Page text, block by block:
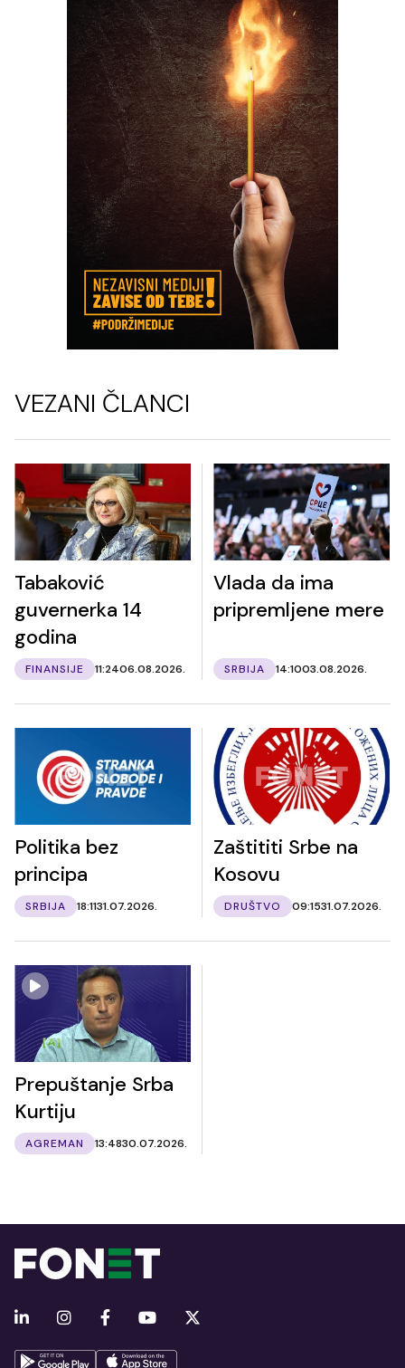
VEZANI ČLANCI
Tabaković
guvernerka 14
godina
FINANSIJE 11:2406.08.2026.
Vlada da ima
pripremljene mere
SRBIJA 14:1003.08.2026.
Politika bez
principa
SRBIJA 18:1131.07.2026.
Zaštititi Srbe na
Kosovu
DRUŠTVO 09:1531.07.2026.
Prepuštanje Srba
Kurtiju
AGREMAN 13:4830.07.2026.